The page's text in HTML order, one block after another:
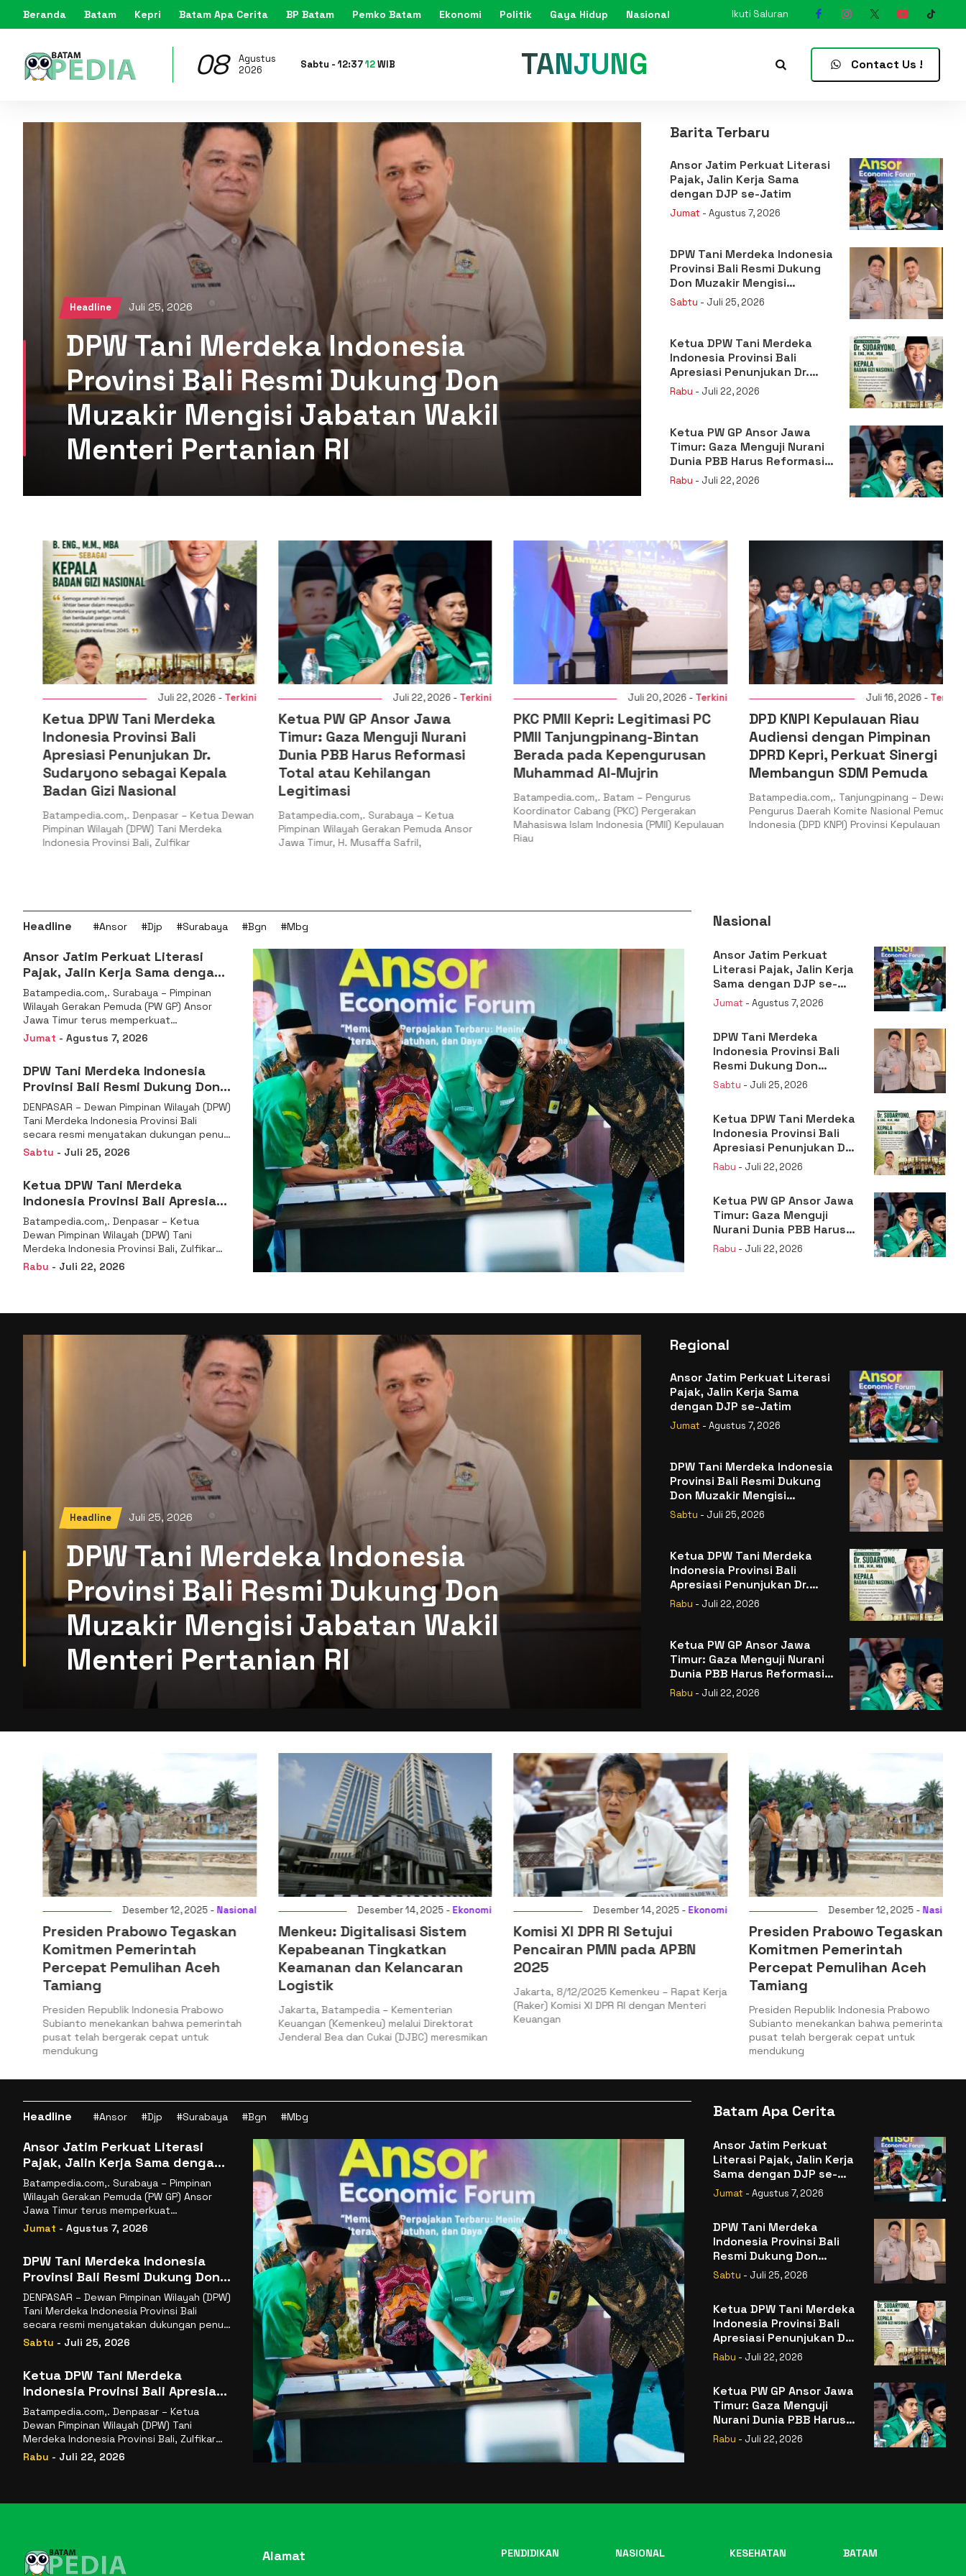
Beranda Batam Kepri Batam Apa Cerita BP Batam Pemko Batam Ekonomi Politik Gaya Hidup Nasional Ikuti Saluran
08
Agustus
2026
Sabtu -12:3714WIB KARIMUN Contact Us !
Headline Juli 25, 2026
DPW Tani Merdeka Indonesia
Provinsi Bali Resmi Dukung Don
Muzakir Mengisi Jabatan Wakil
Menteri Pertanian RI
Barita Terbaru
Ansor Jatim Perkuat Literasi
Pajak, Jalin Kerja Sama
dengan DJP se-Jatim
Jumat - Agustus 7, 2026
DPW Tani Merdeka Indonesia
Provinsi Bali Resmi Dukung
Don Muzakir Mengisi
Jabatan Wakil Menteri
Pertanian RI
Sabtu - Juli 25, 2026
Ketua DPW Tani Merdeka
Indonesia Provinsi Bali
Apresiasi Penunjukan Dr.
Sudaryono sebagai Kepala
Badan Gizi Nasional
Rabu - Juli 22, 2026
Ketua PW GP Ansor Jawa
Timur: Gaza Menguji Nurani
Dunia PBB Harus Reformasi
Total atau Kehilangan
Rabu - Juli 22, 2026
Juli 22, 2026 -Terkini
Ketua DPW Tani Merdeka
Indonesia Provinsi Bali
Apresiasi Penunjukan Dr.
Sudaryono sebagai Kepala
Badan Gizi Nasional
Batampedia.com,. Denpasar – Ketua Dewan
Pimpinan Wilayah (DPW) Tani Merdeka
Indonesia Provinsi Bali, Zulfikar
Juli 22, 2026 -Terkini
Ketua PW GP Ansor Jawa
Timur: Gaza Menguji Nurani
Dunia PBB Harus Reformasi
Total atau Kehilangan
Legitimasi
Batampedia.com,. Surabaya – Ketua
Pimpinan Wilayah Gerakan Pemuda Ansor
Jawa Timur, H. Musaffa Safril,
Juli 20, 2026 -Terkini
PKC PMII Kepri: Legitimasi PC
PMII Tanjungpinang-Bintan
Berada pada Kepengurusan
Muhammad Al-Mujrin
Batampedia.com,. Batam – Pengurus
Koordinator Cabang (PKC) Pergerakan
Mahasiswa Islam Indonesia (PMII) Kepulauan
Juli 16, 2026 -Terkini
DPD KNPI Kepulauan Riau
Audiensi dengan Pimpinan
DPRD Kepri, Perkuat Sinergi
Membangun SDM Pemuda
Batampedia.com,. Tanjungpinang – Dewan
Pengurus Daerah Komite Nasional Pemuda
Indonesia (DPD KNPI) Provinsi Kepulauan
Headline #Ansor #Djp #Surabaya #Bgn #Mbg
Ansor Jatim Perkuat Literasi
Pajak, Jalin Kerja Sama dengan
DJP se-Jatim
Batampedia.com,. Surabaya – Pimpinan
Wilayah Gerakan Pemuda (PW GP) Ansor
Jawa Timur terus memperkuat
komitmennya dalam membangun
kemandirian ekonomi
Jumat - Agustus 7, 2026
DPW Tani Merdeka Indonesia
Provinsi Bali Resmi Dukung Don
Muzakir Mengisi Jabatan Wakil
Menteri Pertanian RI
DENPASAR – Dewan Pimpinan Wilayah (DPW)
Tani Merdeka Indonesia Provinsi Bali
secara resmi menyatakan dukungan penuh
kepada Ketua Umum
Sabtu - Juli 25, 2026
Ketua DPW Tani Merdeka
Indonesia Provinsi Bali Apresiasi
Penunjukan Dr. Sudaryono
sebagai Kepala Badan Gizi
Nasional
Batampedia.com,. Denpasar – Ketua
Dewan Pimpinan Wilayah (DPW) Tani
Merdeka Indonesia Provinsi Bali, Zulfikar
Wijaya, S.E., menyampaikan ucapan
Rabu - Juli 22, 2026
Nasional
Ansor Jatim Perkuat
Literasi Pajak, Jalin Kerja
Sama dengan DJP se-
Jatim
Jumat - Agustus 7, 2026
DPW Tani Merdeka
Indonesia Provinsi Bali
Resmi Dukung Don
Muzakir Mengisi Jabatan
Wakil Menteri Pertanian
Sabtu - Juli 25, 2026
Ketua DPW Tani Merdeka
Indonesia Provinsi Bali
Apresiasi Penunjukan Dr.
Sudaryono sebagai
Kepala Badan Gizi
Rabu - Juli 22, 2026
Ketua PW GP Ansor Jawa
Timur: Gaza Menguji
Nurani Dunia PBB Harus
Reformasi Total atau
Kehilangan Legitimasi
Rabu - Juli 22, 2026
Headline Juli 25, 2026
DPW Tani Merdeka Indonesia
Provinsi Bali Resmi Dukung Don
Muzakir Mengisi Jabatan Wakil
Menteri Pertanian RI
Regional
Ansor Jatim Perkuat Literasi
Pajak, Jalin Kerja Sama
dengan DJP se-Jatim
Jumat - Agustus 7, 2026
DPW Tani Merdeka Indonesia
Provinsi Bali Resmi Dukung
Don Muzakir Mengisi
Jabatan Wakil Menteri
Pertanian RI
Sabtu - Juli 25, 2026
Ketua DPW Tani Merdeka
Indonesia Provinsi Bali
Apresiasi Penunjukan Dr.
Sudaryono sebagai Kepala
Badan Gizi Nasional
Rabu - Juli 22, 2026
Ketua PW GP Ansor Jawa
Timur: Gaza Menguji Nurani
Dunia PBB Harus Reformasi
Total atau Kehilangan
Rabu - Juli 22, 2026
Desember 12, 2025 -Nasional
Presiden Prabowo Tegaskan
Komitmen Pemerintah
Percepat Pemulihan Aceh
Tamiang
Presiden Republik Indonesia Prabowo
Subianto menekankan bahwa pemerintah
pusat telah bergerak cepat untuk
mendukung
Desember 14, 2025 -Ekonomi
Menkeu: Digitalisasi Sistem
Kepabeanan Tingkatkan
Keamanan dan Kelancaran
Logistik
Jakarta, Batampedia – Kementerian
Keuangan (Kemenkeu) melalui Direktorat
Jenderal Bea dan Cukai (DJBC) meresmikan
Desember 14, 2025 -Ekonomi
Komisi XI DPR RI Setujui
Pencairan PMN pada APBN
2025
Jakarta, 8/12/2025 Kemenkeu – Rapat Kerja
(Raker) Komisi XI DPR RI dengan Menteri
Keuangan
Desember 12, 2025 -Nasional
Presiden Prabowo Tegaskan
Komitmen Pemerintah
Percepat Pemulihan Aceh
Tamiang
Presiden Republik Indonesia Prabowo
Subianto menekankan bahwa pemerintah
pusat telah bergerak cepat untuk
mendukung
Headline #Ansor #Djp #Surabaya #Bgn #Mbg
Ansor Jatim Perkuat Literasi
Pajak, Jalin Kerja Sama dengan
DJP se-Jatim
Batampedia.com,. Surabaya – Pimpinan
Wilayah Gerakan Pemuda (PW GP) Ansor
Jawa Timur terus memperkuat
komitmennya dalam membangun
kemandirian ekonomi
Jumat - Agustus 7, 2026
DPW Tani Merdeka Indonesia
Provinsi Bali Resmi Dukung Don
Muzakir Mengisi Jabatan Wakil
Menteri Pertanian RI
DENPASAR – Dewan Pimpinan Wilayah (DPW)
Tani Merdeka Indonesia Provinsi Bali
secara resmi menyatakan dukungan penuh
kepada Ketua Umum
Sabtu - Juli 25, 2026
Ketua DPW Tani Merdeka
Indonesia Provinsi Bali Apresiasi
Penunjukan Dr. Sudaryono
sebagai Kepala Badan Gizi
Nasional
Batampedia.com,. Denpasar – Ketua
Dewan Pimpinan Wilayah (DPW) Tani
Merdeka Indonesia Provinsi Bali, Zulfikar
Wijaya, S.E., menyampaikan ucapan
Rabu - Juli 22, 2026
Batam Apa Cerita
Ansor Jatim Perkuat
Literasi Pajak, Jalin Kerja
Sama dengan DJP se-
Jatim
Jumat - Agustus 7, 2026
DPW Tani Merdeka
Indonesia Provinsi Bali
Resmi Dukung Don
Muzakir Mengisi Jabatan
Wakil Menteri Pertanian
Sabtu - Juli 25, 2026
Ketua DPW Tani Merdeka
Indonesia Provinsi Bali
Apresiasi Penunjukan Dr.
Sudaryono sebagai
Kepala Badan Gizi
Rabu - Juli 22, 2026
Ketua PW GP Ansor Jawa
Timur: Gaza Menguji
Nurani Dunia PBB Harus
Reformasi Total atau
Kehilangan Legitimasi
Rabu - Juli 22, 2026
Alamat PENDIDIKAN NASIONAL KESEHATAN BATAM